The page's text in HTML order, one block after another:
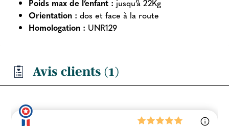
Poids max de l’enfant : jusqu’à 22Kg
Orientation : dos et face à la route
Homologation : UNR129
Avis clients (1)